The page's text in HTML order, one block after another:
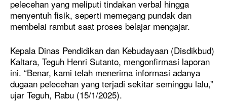
pelecehan yang meliputi tindakan verbal hingga
menyentuh fisik, seperti memegang pundak dan
membelai rambut saat proses belajar mengajar.
Kepala Dinas Pendidikan dan Kebudayaan (Disdikbud)
Kaltara, Teguh Henri Sutanto, mengonfirmasi laporan
ini. “Benar, kami telah menerima informasi adanya
dugaan pelecehan yang terjadi sekitar seminggu lalu,”
ujar Teguh, Rabu (15/1/2025).